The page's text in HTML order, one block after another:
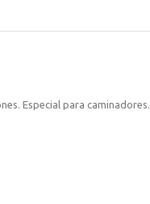
Especial para caminadores.